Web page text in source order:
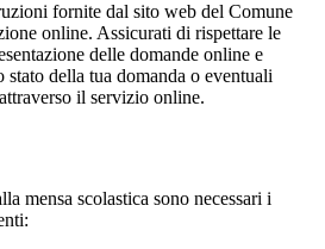
fornite dal sito web del Comune
online. Assicurati di rispettare le
delle domande online e
della tua domanda o eventuali
il servizio online.
mensa scolastica sono necessari i